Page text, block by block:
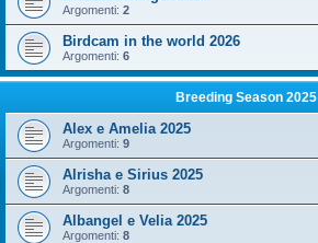
Argomenti: 2
Birdcam in the world 2026
Argomenti: 6
Breeding Season 2025
Alex e Amelia 2025
Argomenti: 9
Alrisha e Sirius 2025
Argomenti: 8
Albangel e Velia 2025
Argomenti: 8